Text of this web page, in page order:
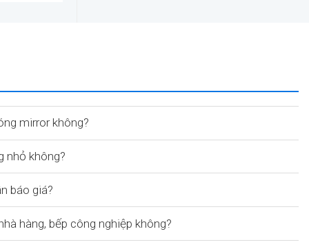
mirror không?
nhỏ không?
báo giá?
hàng, bếp công nghiệp không?